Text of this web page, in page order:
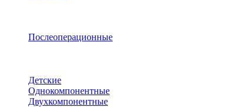
Послеоперационные
Детские
Однокомпонентные
Двухкомпонентные